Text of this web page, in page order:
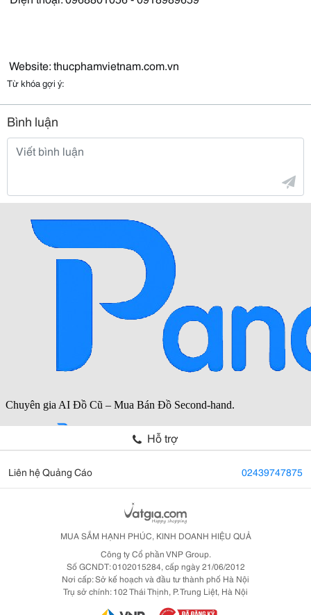
Website: thucphamvietnam.com.vn
Từ khóa gợi ý:
Bình luận
Hỗ trợ
Liên hệ Quảng Cáo 02439747875
MUA SẮM HẠNH PHÚC, KINH DOANH HIỆU QUẢ
Công ty Cổ phần VNP Group.
Số GCNDT: 0102015284, cấp ngày 21/06/2012
Nơi cấp: Sở kế hoạch và đầu tư thành phố Hà Nội
Trụ sở chính: 102 Thái Thịnh, P. Trung Liệt, Hà Nội